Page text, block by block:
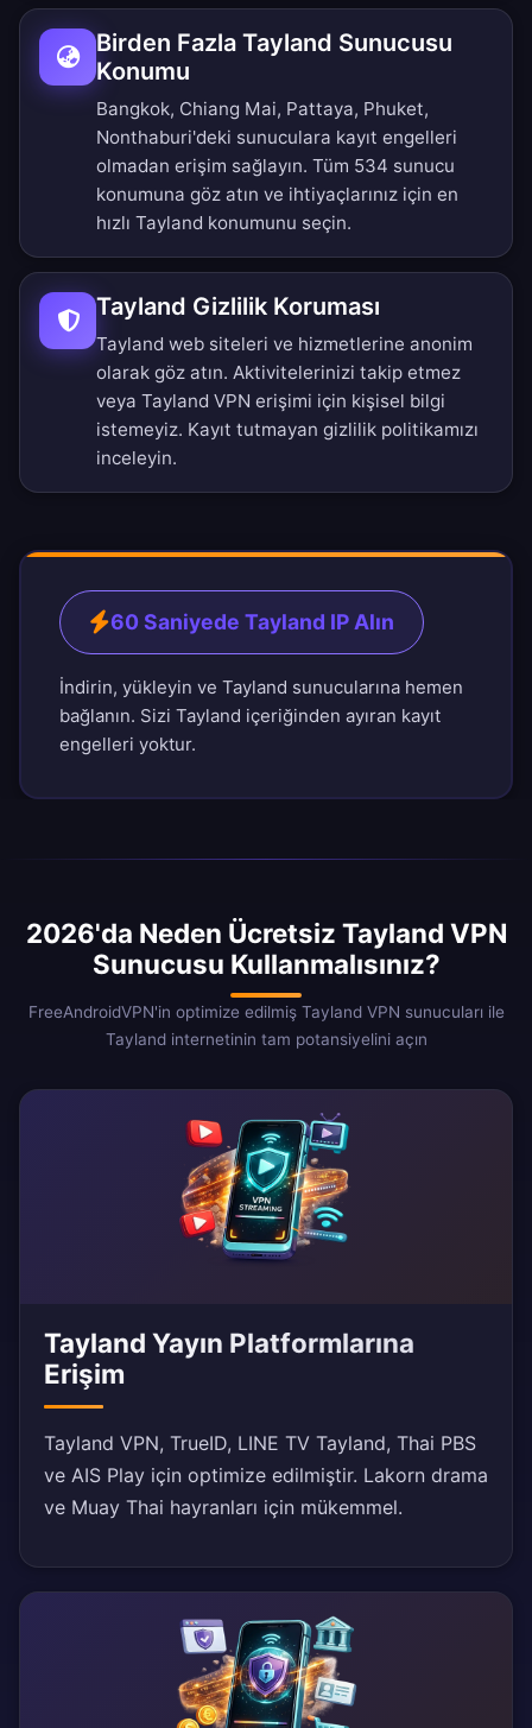
Birden Fazla Tayland Sunucusu
Konumu
Bangkok, Chiang Mai, Pattaya, Phuket,
Nonthaburi'deki sunuculara kayıt engelleri
olmadan erişim sağlayın. Tüm 534 sunucu
konumuna göz atın ve ihtiyaçlarınız için en
hızlı Tayland konumunu seçin.
Tayland Gizlilik Koruması
Tayland web siteleri ve hizmetlerine anonim
olarak göz atın. Aktivitelerinizi takip etmez
veya Tayland VPN erişimi için kişisel bilgi
istemeyiz. Kayıt tutmayan gizlilik politikamızı
inceleyin.
60 Saniyede Tayland IP Alın
İndirin, yükleyin ve Tayland sunucularına hemen
bağlanın. Sizi Tayland içeriğinden ayıran kayıt
engelleri yoktur.
2026'da Neden Ücretsiz Tayland VPN
Sunucusu Kullanmalısınız?
FreeAndroidVPN'in optimize edilmiş Tayland VPN sunucuları ile
Tayland internetinin tam potansiyelini açın
Tayland Yayın Platformlarına
Erişim
Tayland VPN, TrueID, LINE TV Tayland, Thai PBS
ve AIS Play için optimize edilmiştir. Lakorn drama
ve Muay Thai hayranları için mükemmel.